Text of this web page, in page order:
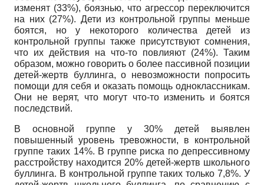
изменят (33%), боязнью, что агрессор переключится
на них (27%). Дети из контрольной группы меньше
боятся, но у некоторого количества детей из
контрольной группы также присутствуют сомнения,
что их действия на что-то повлияют (24%). Таким
образом, можно говорить о более пассивной позиции
детей-жертв буллинга, о невозможности попросить
помощи для себя и оказать помощь одноклассникам.
Они не верят, что могут что-то изменить и боятся
последствий.
В основной группе у 30% детей выявлен
повышенный уровень тревожности, в контрольной
группе таких 14%. В группе риска по депрессивному
расстройству находится 20% детей-жертв школьного
буллинга. В контрольной группе таких только 7,8%. У